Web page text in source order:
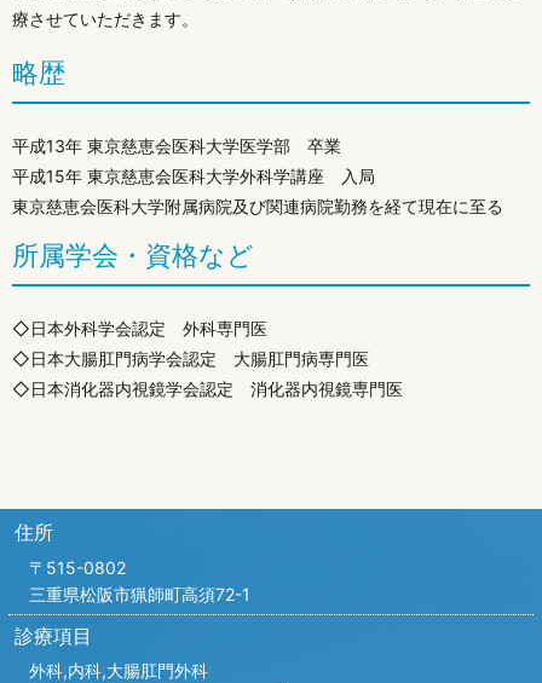
療させていただきます。
略歴
平成13年 東京慈恵会医科大学医学部 卒業
平成15年 東京慈恵会医科大学外科学講座 入局
東京慈恵会医科大学附属病院及び関連病院勤務を経て現在に至る
所属学会・資格など
◇日本外科学会認定 外科専門医
◇日本大腸肛門病学会認定 大腸肛門病専門医
◇日本消化器内視鏡学会認定 消化器内視鏡専門医
住所
〒515-0802
三重県松阪市猟師町高須72-1
診療項目
外科,内科,大腸肛門外科